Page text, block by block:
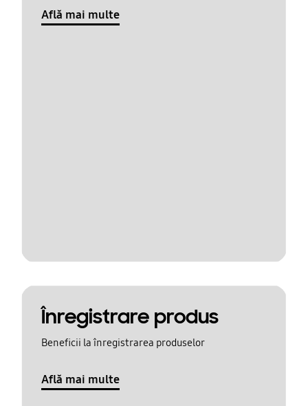
Află mai multe
Înregistrare produs
Beneficii la înregistrarea produselor
Află mai multe